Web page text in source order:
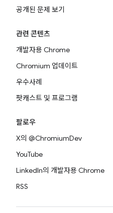
공개된 문제 보기
관련 콘텐츠
개발자용 Chrome
Chromium 업데이트
우수사례
팟캐스트 및 프로그램
팔로우
X의 @ChromiumDev
YouTube
LinkedIn의 개발자용 Chrome
RSS